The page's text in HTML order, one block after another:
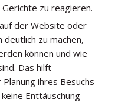
zu reagieren.
der Website oder
zu machen,
können und wie
Das hilft
ihres Besuchs
Enttäuschung